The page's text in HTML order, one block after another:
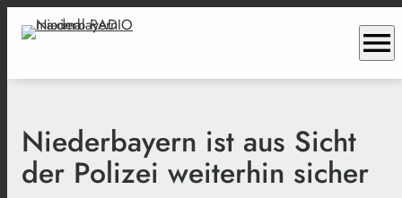
menu
Niederbayern ist aus Sicht
der Polizei weiterhin sicher